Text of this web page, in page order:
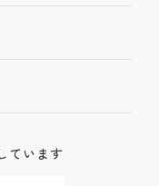
ています